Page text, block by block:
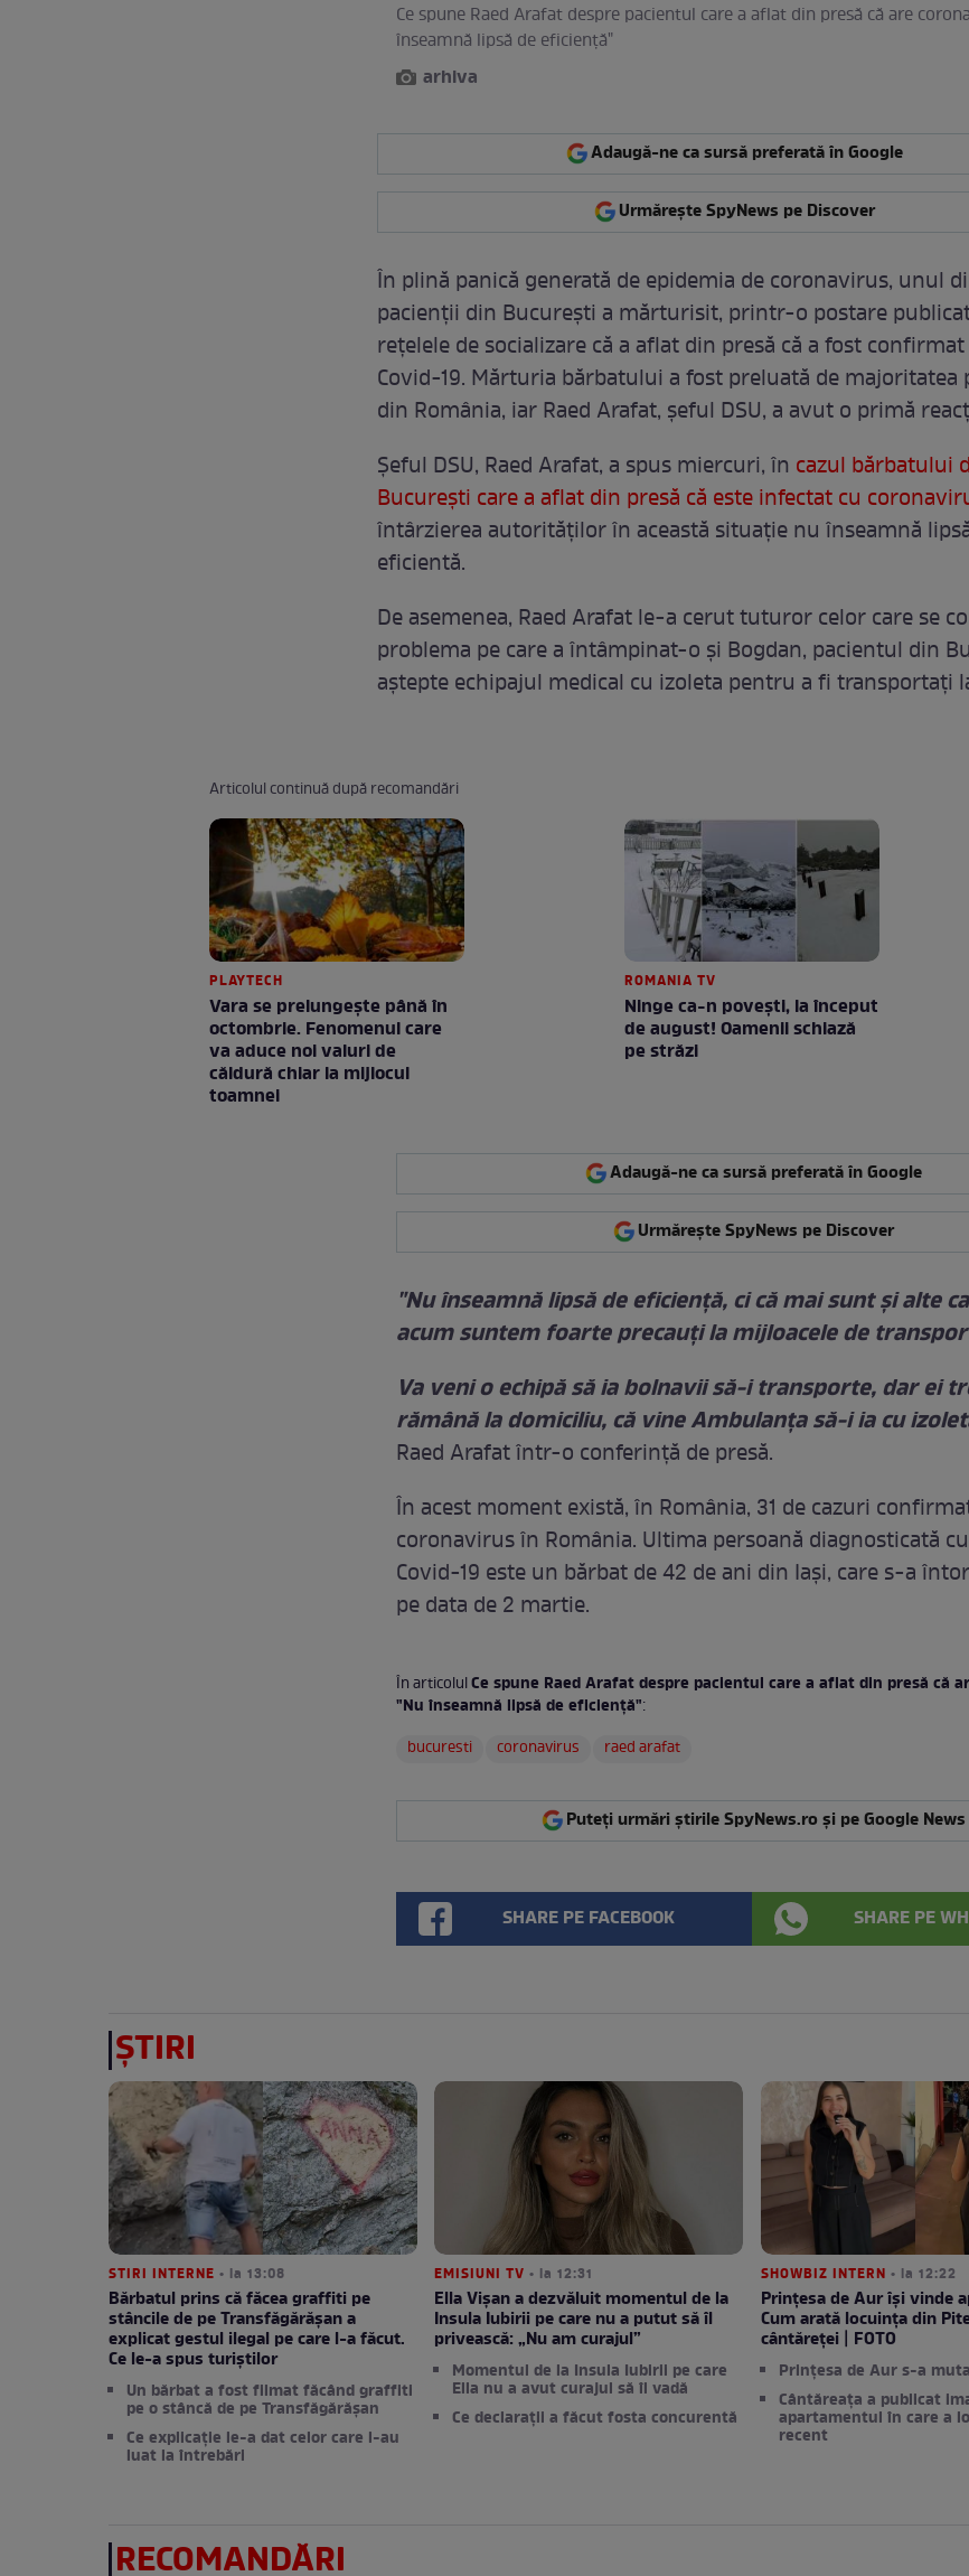
Ce spune Raed Arafat despre pacientul care a aflat din presă că are
înseamnă lipsă de eficienţă"
arhiva
Adaugă-ne ca sursă preferată în Google
Urmărește SpyNews pe Discover
În plină panică generată de epidemia de coronavirus, unul
pacienții din București a mărturisit, printr-o postare
rețelele de socializare că a aflat din presă că a fost
Covid-19. Mărturia bărbatului a fost preluată de
din România, iar Raed Arafat, șeful DSU, a avut o primă
Șeful DSU, Raed Arafat, a spus miercuri, în cazul bărbatului
București care a aflat din presă că este infectat cu
întârzierea autorităților în această situație nu înseamnă
eficientă.
De asemenea, Raed Arafat le-a cerut tuturor celor care se
problema pe care a întâmpinat-o și Bogdan, pacientul din
aștepte echipajul medical cu izoleta pentru a fi transportați
Articolul continuă după recomandări
PLAYTECH
Vara se prelungeşte până în
octombrie. Fenomenul care
va aduce noi valuri de
căldură chiar la mijlocul
toamnei
ROMANIA TV
Ninge ca-n povești, la început
de august! Oamenii schiază
pe străzi
Adaugă-ne ca sursă preferată în Google
Urmărește SpyNews pe Discover
"Nu înseamnă lipsă de eficienţă, ci că mai sunt şi alte
acum suntem foarte precauţi la mijloacele de
Va veni o echipă să ia bolnavii să-i transporte, dar ei
rămână la domiciliu, că vine Ambulanţa să-i ia cu
Raed Arafat într-o conferinţă de presă.
În acest moment există, în România, 31 de cazuri
coronavirus în România. Ultima persoană diagnosticată
Covid-19 este un bărbat de 42 de ani din Iași, care s-a
pe data de 2 martie.
În articolulCe spune Raed Arafat despre pacientul care a aflat din presă că
"Nu înseamnă lipsă de eficienţă":
bucuresti
coronavirus raed arafat
Puteți urmări știrile SpyNews.ro și pe Google News
SHARE PE FACEBOOK SHARE PE
ȘTIRI
STIRI INTERNE • la 13:08
Bărbatul prins că făcea graffiti pe
stâncile de pe Transfăgărășan a
explicat gestul ilegal pe care l-a făcut.
Ce le-a spus turiștilor
Un bărbat a fost filmat făcând graffiti
pe o stâncă de pe Transfăgărășan
Ce explicație le-a dat celor care l-au
luat la întrebări
EMISIUNI TV • la 12:31
Ella Vișan a dezvăluit momentul de la
Insula Iubirii pe care nu a putut să îl
privească: „Nu am curajul”
Momentul de la Insula Iubirii pe care
Ella nu a avut curajul să îl vadă
Ce declarații a făcut fosta concurentă
SHOWBIZ INTERN • la 12:22
Prințesa de Aur își vinde
Cum arată locuința din
cântăreței | FOTO
Prințesa de Aur s-a
Cântăreața a publicat
apartamentul în care a
recent
RECOMANDĂRI